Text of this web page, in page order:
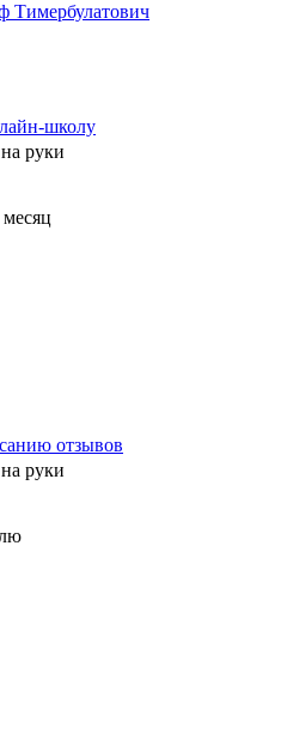
Тимербулатович
школу
на руки
отзывов
на руки